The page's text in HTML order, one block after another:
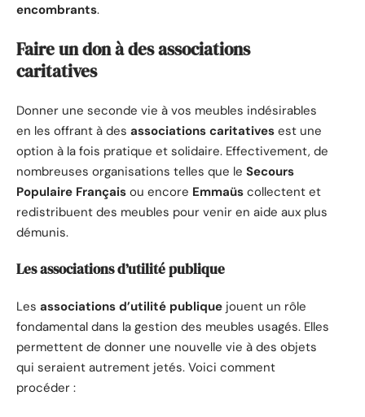
encombrants.
Faire un don à des associations
caritatives
Donner une seconde vie à vos meubles indésirables
en les offrant à des associations caritatives est une
option à la fois pratique et solidaire. Effectivement, de
nombreuses organisations telles que le Secours
Populaire Français ou encore Emmaüs collectent et
redistribuent des meubles pour venir en aide aux plus
démunis.
Les associations d’utilité publique
Les associations d’utilité publique jouent un rôle
fondamental dans la gestion des meubles usagés. Elles
permettent de donner une nouvelle vie à des objets
qui seraient autrement jetés. Voici comment
procéder :